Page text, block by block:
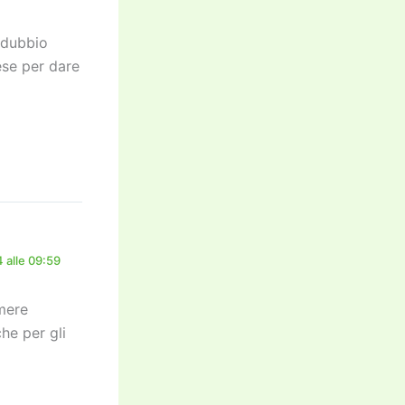
per dare
alle 09:59
per gli